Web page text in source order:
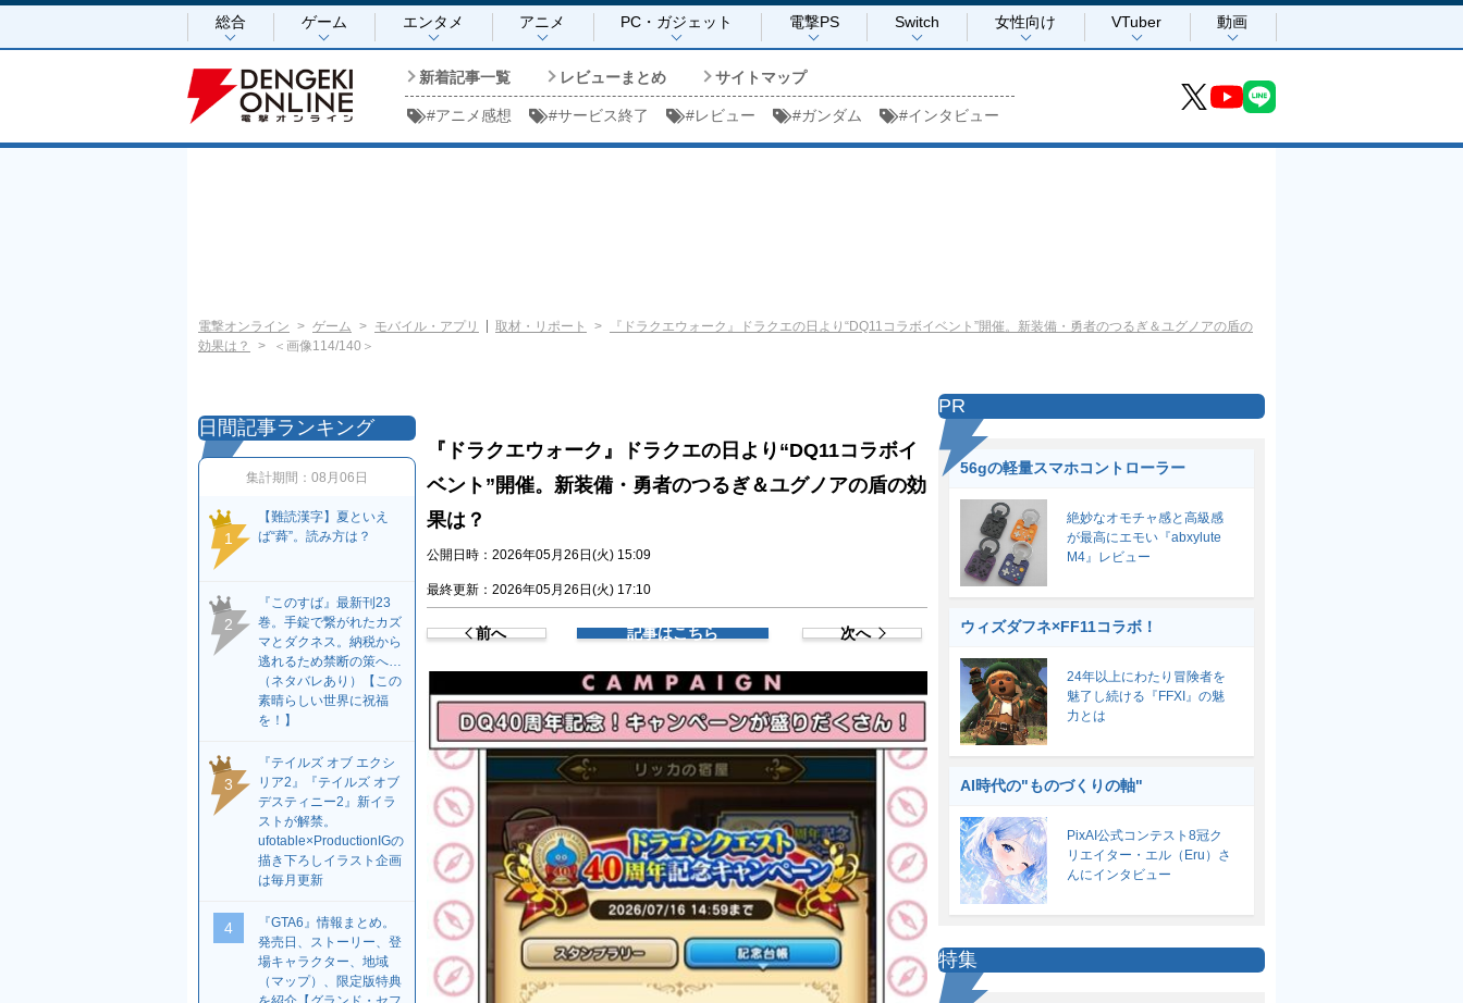
総合 ゲーム エンタメ アニメ PC・ガジェット 電撃PS Switch 女性向け VTuber 動画
新着記事一覧 レビューまとめ サイトマップ
#アニメ感想 #サービス終了 #レビュー #ガンダム #インタビュー
電撃オンライン ゲーム モバイル・アプリ 取材・リポート
『ドラクエウォーク』ドラクエの日より“DQ11コラボイベント”開催。新装備・勇者のつるぎ＆ユグノアの盾の
効果は？
＜画像114/140＞
『ドラクエウォーク』ドラクエの日より“DQ11コラボイ
ベント”開催。新装備・勇者のつるぎ＆ユグノアの盾の効
果は？
公開日時：2026年05月26日(火) 15:09
最終更新：2026年05月26日(火) 17:10
前へ 記事はこちら 次へ
日間記事ランキング
集計期間： 08月06日
1
【難読漢字】夏といえ
ば“蕣”。読み方は？
2
『このすば』最新刊23
巻。手錠で繋がれたカズ
マとダクネス。納税から
逃れるため禁断の策へ…
（ネタバレあり）【この
素晴らしい世界に祝福
を！】
3
『テイルズ オブ エクシ
リア2』『テイルズ オブ
デスティニー2』新イラ
ストが解禁。
ufotable×ProductionIGの
描き下ろしイラスト企画
は毎月更新
4
『GTA6』情報まとめ。
発売日、ストーリー、登
場キャラクター、地域
（マップ）、限定版特典
PR
56gの軽量スマホコントローラー
絶妙なオモチャ感と高級感
が最高にエモい『abxylute
M4』レビュー
ウィズダフネ×FF11コラボ！
24年以上にわたり冒険者を
魅了し続ける『FFXI』の魅
力とは
AI時代の"ものづくりの軸"
PixAI公式コンテスト8冠ク
リエイター・エル（Eru）さ
んにインタビュー
特集